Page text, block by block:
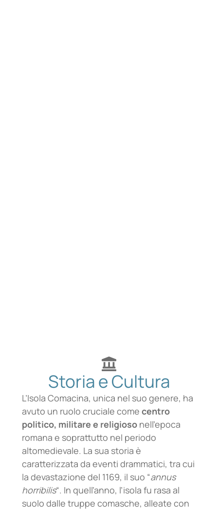
Storia e Cultura
L’Isola Comacina, unica nel suo genere, ha
avuto un ruolo cruciale come centro
politico, militare e religiosonell’epoca
romana e soprattutto nel periodo
altomedievale. La sua storia è
caratterizzata da eventi drammatici, tra cui
la devastazione del 1169, il suo “annus
horribilis“. In quell’anno, l’isola fu rasa al
suolo dalle truppe comasche, alleate con